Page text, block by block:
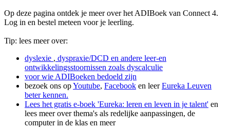
Op deze pagina ontdek je meer over het ADIBoek van Connect 4.
Log in en bestel meteen voor je leerling.
Tip: lees meer over:
dyslexie , dyspraxie/DCD en andere leer-en
ontwikkelingsstoornissen zoals dyscalculie
voor wie ADIBoeken bedoeld zijn
bezoek ons opYoutube, Facebook en leerEureka Leuven
beter kennen.
Lees het gratis e-boek 'Eureka: leren en leven in je talent' en
lees meer over thema's als redelijke aanpassingen, de
computer in de klas en meer